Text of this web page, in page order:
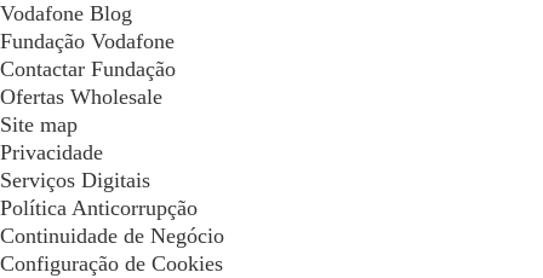
Vodafone Blog
Fundação Vodafone
Contactar Fundação
Ofertas Wholesale
Site map
Privacidade
Serviços Digitais
Política Anticorrupção
Continuidade de Negócio
Configuração de Cookies